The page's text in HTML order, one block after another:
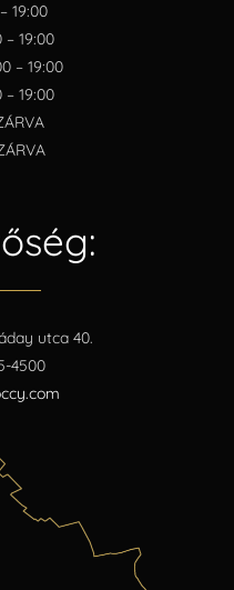
19:00
– 19:00
– 19:00
– 19:00
utca 40.
4500